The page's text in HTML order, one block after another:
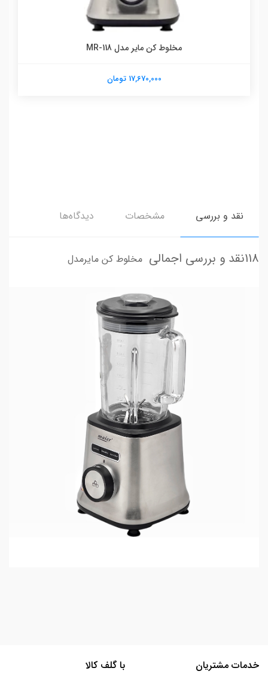
مخلوط کن مایر مدل MR-118
17,670,000 تومان
نقد و بررسی مشخصات دیدگاه‌ها
118نقد و بررسی اجمالی مخلوط کن مایرمدل
خدمات مشتریان با گلف کالا